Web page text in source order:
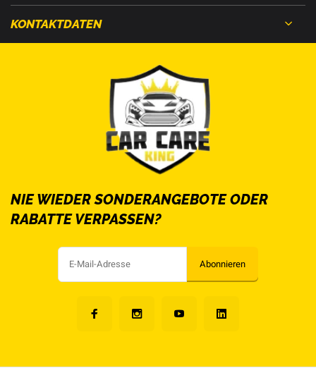
KONTAKTDATEN
NIE WIEDER SONDERANGEBOTE ODER
RABATTE VERPASSEN?
Abonnieren